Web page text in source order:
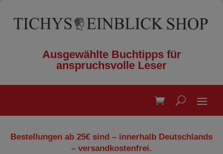
Ausgewählte Buchtipps für
anspruchsvolle Leser
Bestellungen ab 25€ sind – innerhalb Deutschlands
– versandkostenfrei.